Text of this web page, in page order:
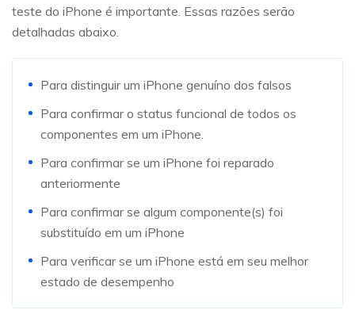
teste do iPhone é importante. Essas razões serão
detalhadas abaixo.
Para distinguir um iPhone genuíno dos falsos
Para confirmar o status funcional de todos os
componentes em um iPhone.
Para confirmar se um iPhone foi reparado
anteriormente
Para confirmar se algum componente(s) foi
substituído em um iPhone
Para verificar se um iPhone está em seu melhor
estado de desempenho